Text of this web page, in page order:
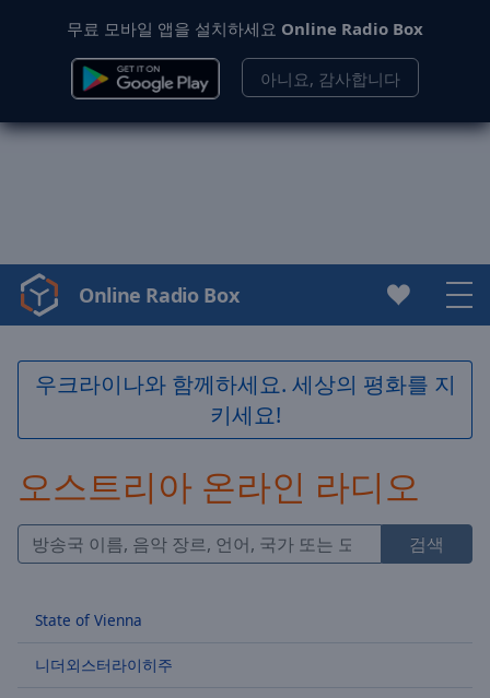
무료 모바일 앱을 설치하세요 Online Radio Box
아니요, 감사합니다
Video
Player
loading.
Play
Backward
Forward
Mute
Loaded:
Online Radio Box
우크라이나와 함께하세요. 세상의 평화를 지
키세요!
오스트리아 온라인 라디오
검색
State of Vienna
니더외스터라이히주